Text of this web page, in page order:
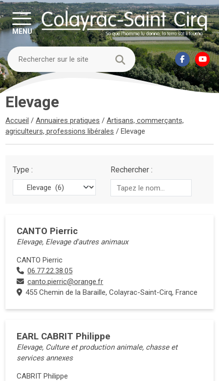
MENU
Elevage
Accueil /Annuaires pratiques /Artisans, commerçants,
agriculteurs, professions libérales /Elevage
Type : Rechercher :
CANTO Pierric
Elevage, Elevage d'autres animaux
CANTO Pierric
06.77.22.38.05
canto.pierric@orange.fr
455 Chemin de la Baraille, Colayrac-Saint-Cirq, France
EARL CABRIT Philippe
Elevage, Culture et production animale, chasse et
services annexes
CABRIT Philippe